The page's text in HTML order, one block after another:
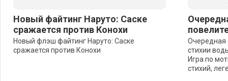
Новый файтинг Наруто: Саске
сражается против Конохи
Новый флэш файтинг Наруто: Саске
сражается против Конохи
Очередная
стихии
Игра по
стихий,